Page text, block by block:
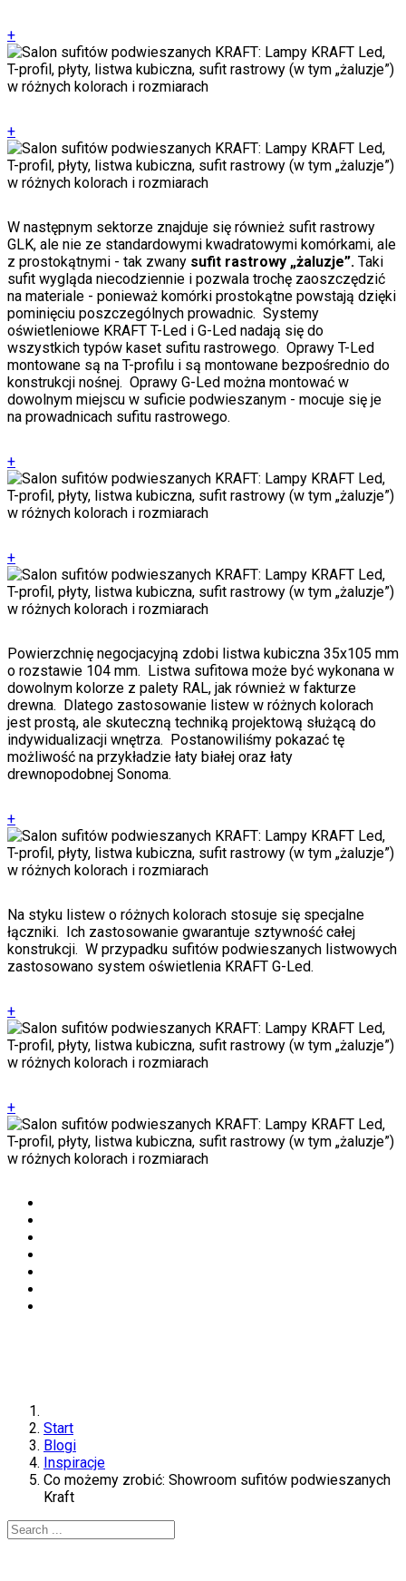
+
+
W następnym sektorze znajduje się również sufit rastrowy
GLK, ale nie ze standardowymi kwadratowymi komórkami, ale
z prostokątnymi - tak zwany sufit rastrowy „żaluzje”. Taki
sufit wygląda niecodziennie i pozwala trochę zaoszczędzić
na materiale - ponieważ komórki prostokątne powstają dzięki
pominięciu poszczególnych prowadnic. Systemy
oświetleniowe KRAFT T-Led i G-Led nadają się do
wszystkich typów kaset sufitu rastrowego. Oprawy T-Led
montowane są na T-profilu i są montowane bezpośrednio do
konstrukcji nośnej. Oprawy G-Led można montować w
dowolnym miejscu w suficie podwieszanym - mocuje się je
na prowadnicach sufitu rastrowego.
+
+
Powierzchnię negocjacyjną zdobi listwa kubiczna 35x105 mm
o rozstawie 104 mm. Listwa sufitowa może być wykonana w
dowolnym kolorze z palety RAL, jak również w fakturze
drewna. Dlatego zastosowanie listew w różnych kolorach
jest prostą, ale skuteczną techniką projektową służącą do
indywidualizacji wnętrza. Postanowiliśmy pokazać tę
możliwość na przykładzie łaty białej oraz łaty
drewnopodobnej Sonoma.
+
Na styku listew o różnych kolorach stosuje się specjalne
łączniki. Ich zastosowanie gwarantuje sztywność całej
konstrukcji. W przypadku sufitów podwieszanych listwowych
zastosowano system oświetlenia KRAFT G-Led.
+
+
Start
Blogi
Inspiracje
Co możemy zrobić: Showroom sufitów podwieszanych
Kraft